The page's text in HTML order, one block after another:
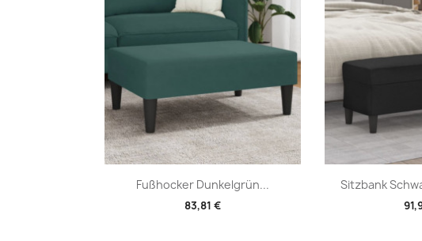
Fußhocker Dunkelgrün...
83,81 €
Vorschau Sitzbank